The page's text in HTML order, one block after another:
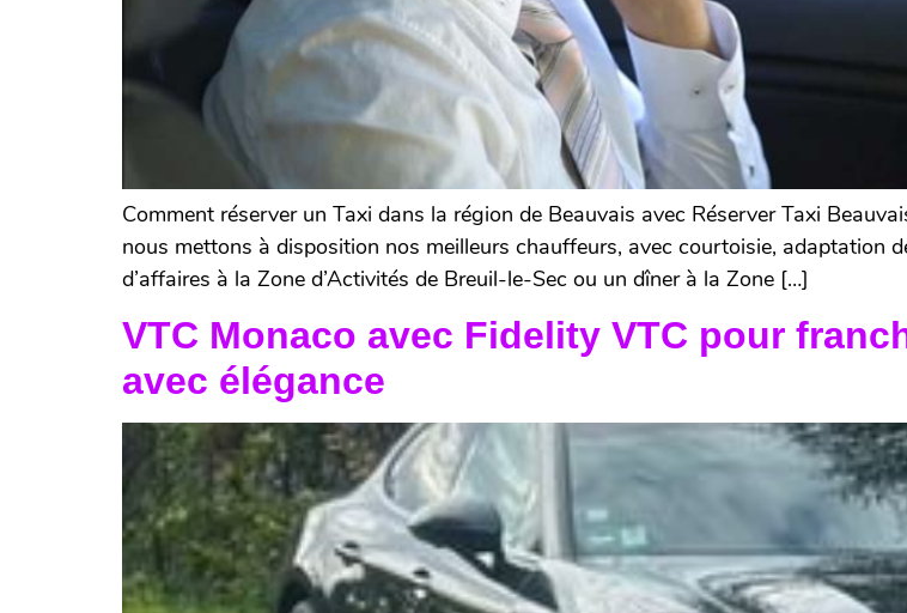
Comment réserver un Taxi dans la région de Beauvais avec Réserver Taxi
nous mettons à disposition nos meilleurs chauffeurs, avec courtoisie, adaptation
d’affaires à la Zone d’Activités de Breuil-le-Sec ou un dîner à la Zone […]
VTC Monaco avec Fidelity VTC pour
avec élégance